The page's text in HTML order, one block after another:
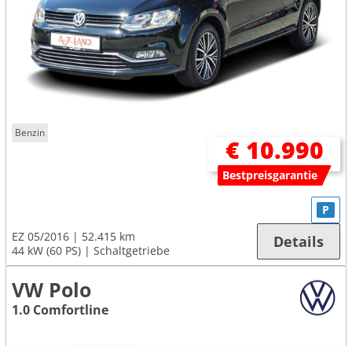
Benzin
€ 10.990
Bestpreisgarantie
EZ 05/2016
52.415 km
44 kW (60 PS)
Schaltgetriebe
P
Details
VW Polo
1.0 Comfortline